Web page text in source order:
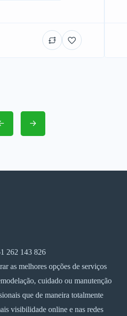
262 143 826
as melhores opções de serviços
cuidado ou manutenção
que de maneira totalmente
visibilidade online e nas redes